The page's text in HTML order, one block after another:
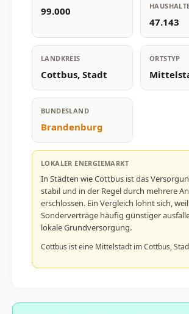
99.000
47.143
LANDKREIS
Cottbus, Stadt
ORTSTYP
BUNDESLAND
Brandenburg
LOKALER ENERGIEMARKT
In Städten wie Cottbus ist das
stabil und in der Regel durch mehrere
erschlossen. Ein Vergleich lohnt sich,
Sonderverträge häufig günstiger
lokale Grundversorgung.
Cottbus ist eine Mittelstadt im Cottbus,